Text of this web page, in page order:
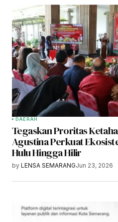
DAERAH
Tegaskan Proritas
Agustina Perkuat
Hulu Hingga Hilir
by LENSA SEMARANGJun 23, 2026